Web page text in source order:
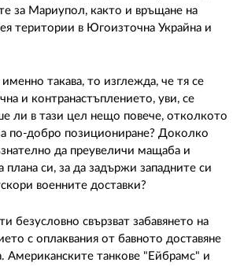
за Мариупол, както и връщане на
територии в Югоизточна Украйна и
такава, то изглежда, че тя се
и контранастъплението, уви, се
ли в тази цел нещо повече, отколкото
по-добро позициониране? Доколко
да преувеличи мащаба и
плана си, за да задържи западните си
военните доставки?
безусловно свързват забавянето на
с оплаквания от бавното доставяне
Американските танкове "Ейбрамс" и